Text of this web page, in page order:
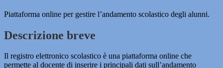
Piattaforma online per gestire l’andamento scolastico degli alunni.
Descrizione breve
Il registro elettronico scolastico è una piattaforma online che
permette al docente di inserire i principali dati sull’andamento